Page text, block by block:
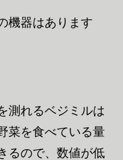
機器はあります
測れるベジ ミルは
菜を食べている量
るので、数値が低